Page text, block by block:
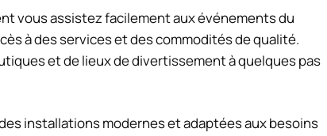
vous assistez facilement aux événements du
à des services et des commodités de qualité.
et de lieux de divertissement à quelques pas
installations modernes et adaptées aux besoins